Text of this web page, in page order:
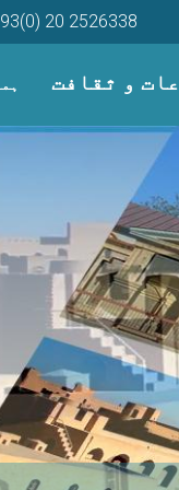
و ثقافت
20 2526338